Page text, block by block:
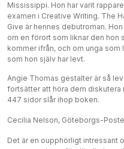
Mississippi. Hon har varit
examen i Creative Writing. The
Give är hennes debutroman.
om en förort som liknar den hon
kommer ifrån, och om unga som
som hon själv har levt.
Angie Thomas gestalter är så
fortsätter att höra dem diskutera
447 sidor slår ihop boken.
Cecilia Nelson, Göteborgs-
Det är en oupphörligt intressant